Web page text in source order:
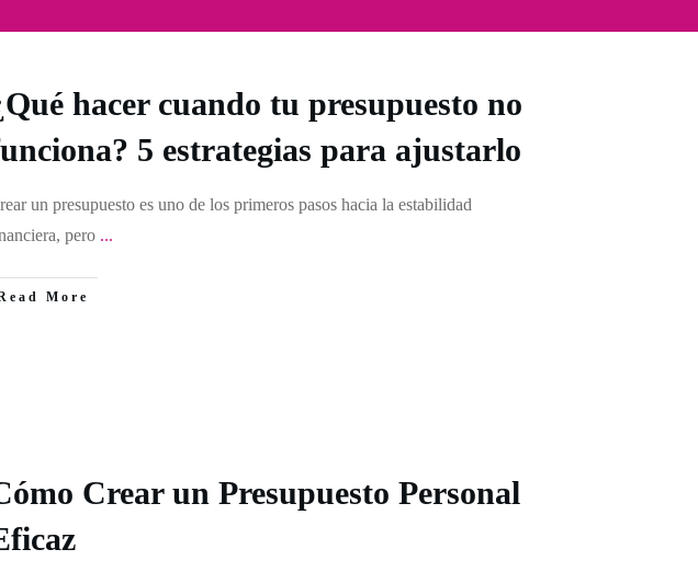
hacer cuando tu presupuesto no
5 estrategias para ajustarlo
un presupuesto es uno de los primeros pasos hacia la estabilidad
pero ...
More
Crear un Presupuesto Personal